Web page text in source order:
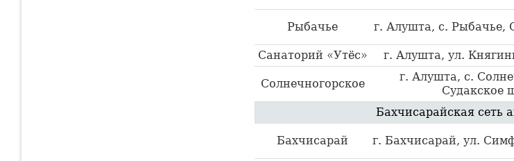
Рыбачье г. Алушта, с. Рыбачье,
Санаторий «Утёс»
г. Алушта, ул.
Солнечногорское
г. Алушта, с.
Судакское
Бахчисарайская сеть
Бахчисарай г. Бахчисарай, ул.